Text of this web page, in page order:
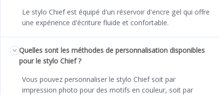
Le stylo Chief est équipé d'un réservoir d'encre gel qui offre
une expérience d'écriture fluide et confortable.
Quelles sont les méthodes de personnalisation disponibles
pour le stylo Chief ?
Vous pouvez personnaliser le stylo Chief soit par
impression photo pour des motifs en couleur, soit par